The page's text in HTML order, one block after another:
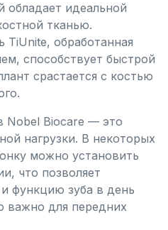
обладает идеальной
тканью.
TiUnite, обработанная
способствует быстрой
срастается с костью
Nobel Biocare — это
нагрузки. В некоторых
можно установить
что позволяет
функцию зуба в день
важно для передних